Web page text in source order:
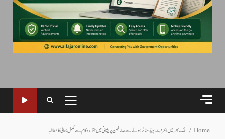
PRIMARY
MENU
Home ملک بھر میں انٹرنیٹ سپیڈ متاثر ہونے سے صارفین پریشانی میں مبتلا ، حکام سے مکمل بحالی کا مطالبہ